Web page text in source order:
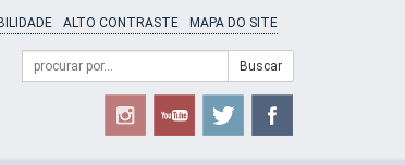
ALTO CONTRASTE MAPA DO SITE
Formulário
Campo
de
Buscar